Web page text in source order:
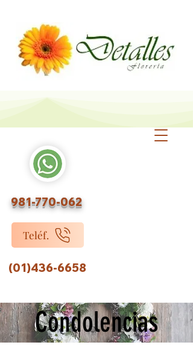
Teléf.
981-770-062
(01)436-6658
Condolencias